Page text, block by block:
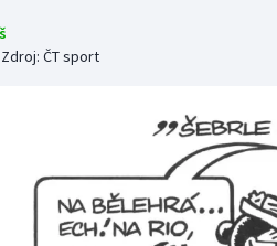
Boby a skeleton
Box
Zdroj: ČT sport